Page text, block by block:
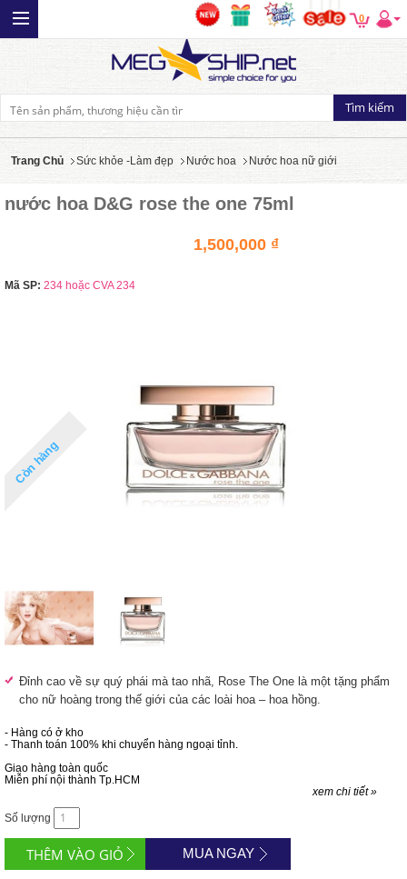
0
Trang Chủ Sức khỏe -Làm đẹp Nước hoa Nước hoa nữ giới
nước hoa D&G rose the one 75ml
1,500,000 ₫
Mã SP: 234 hoặc CVA 234
Còn hàng
Đỉnh cao về sự quý phái mà tao nhã, Rose The One là một tặng phẩm
cho nữ hoàng trong thế giới của các loài hoa – hoa hồng.
- Hàng có ở kho
- Thanh toán 100% khi chuyển hàng ngoại tỉnh.
Giao hàng toàn quốc
Miễn phí nội thành Tp.HCM
xem chi tiết »
Số lượng
MUA NGAY